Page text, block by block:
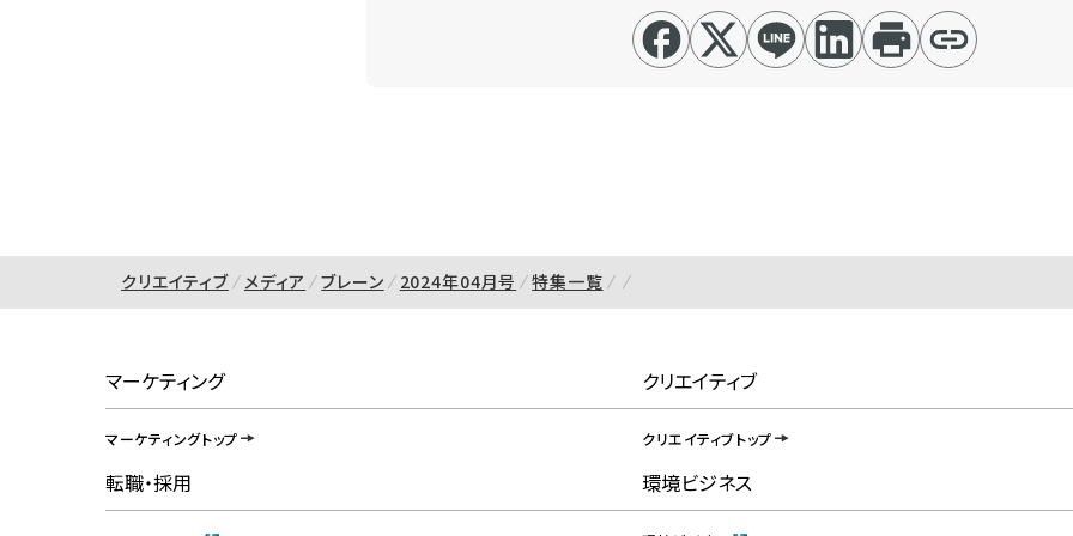
クリエイティブ メディア ブレーン 2024年04月号 特集一覧
マーケティング
マーケティングトップ
クリエイティブ
クリエイティブトップ
転職・採用 環境ビジネス